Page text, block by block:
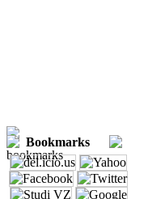
Bookmarks